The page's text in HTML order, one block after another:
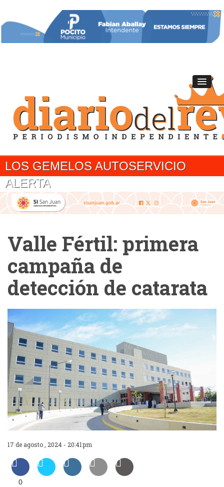
LOS GEMELOS AUTOSERVICIO
ALERTA
Valle Fértil: primera
campaña de
detección de catarata
17 de agosto , 2024 - 20:41:pm
0